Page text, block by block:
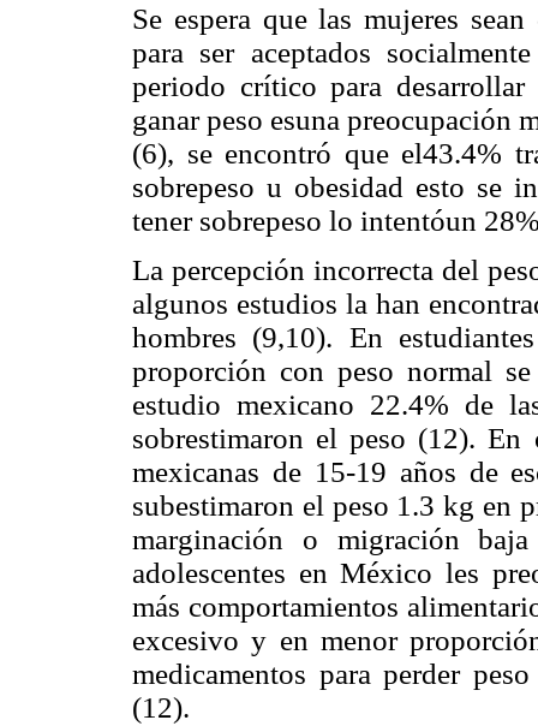
Se espera que las mujeres
para ser aceptados
periodo crítico para
ganar peso esuna preocupación
(6), se encontró que el43.4%
sobrepeso u obesidad esto se
tener sobrepeso lo intentóun
La percepción incorrecta del
algunos estudios la han
hombres (9,10). En
proporción con peso normal
estudio mexicano 22.4% de
sobrestimaron el peso (12). En
mexicanas de 15-19 años de
subestimaron el peso 1.3 kg en
marginación o migración
adolescentes en México les
más comportamientos
excesivo y en menor
medicamentos para perder
(12).